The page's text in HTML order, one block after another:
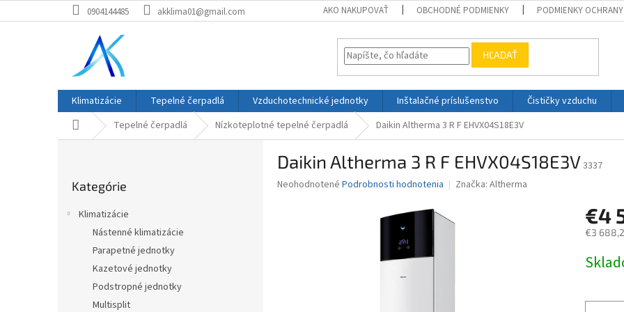
na
0904144485 akklima01@gmail.com AKO NAKUPOVAŤ OBCHODNÉ PODMIENKY PODMIENKY OCHRANY
HĽADAŤ
Klimatizácie Tepelné čerpadlá Vzduchotechnické jednotky Inštalačné príslušenstvo Čističky vzduchu
Domov Tepelné čerpadlá Nízkoteplotné tepelné čerpadlá Daikin Altherma 3 R F EHVX04S18E3V
kategórie
Kategórie
Klimatizácie
Nástenné klimatizácie
Parapetné jednotky
Kazetové jednotky
Podstropné jednotky
Multisplit
Daikin Altherma 3 R F EHVX04S18E3V3337
Priemerné
Neohodnotené Podrobnosti hodnotenia Značka: Altherma
€4
€3
cena: